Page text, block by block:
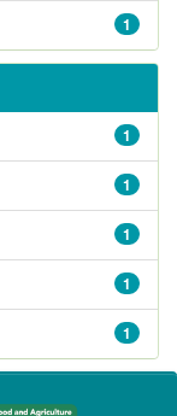
1
1
1
1
1
1